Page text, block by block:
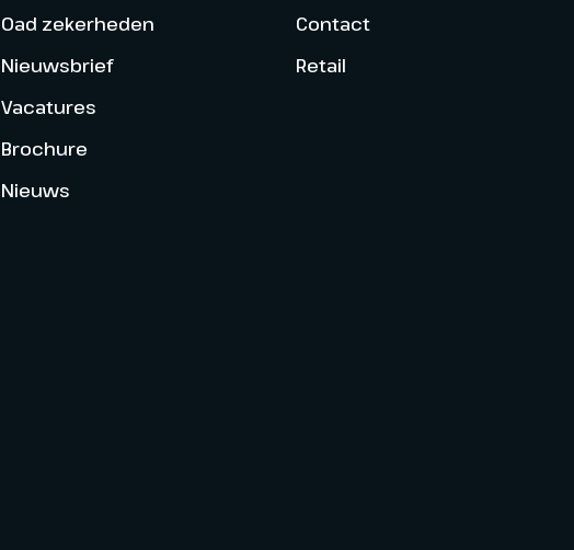
Oad zekerheden
Nieuwsbrief
Vacatures
Brochure
Nieuws
Contact
Retail